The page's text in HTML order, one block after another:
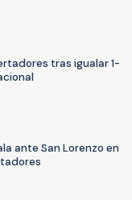
tras igualar 1-
ante San Lorenzo en